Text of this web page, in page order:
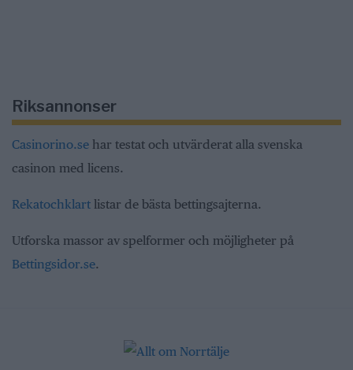
Riksannonser
Casinorino.se har testat och utvärderat alla svenska
casinon med licens.
Rekatochklart listar de bästa bettingsajterna.
Utforska massor av spelformer och möjligheter på
Bettingsidor.se.